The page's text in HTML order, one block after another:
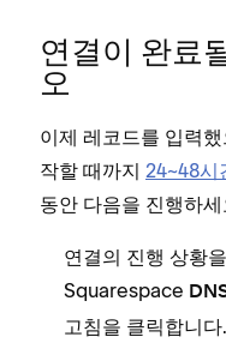
연결이 완료
오
이제 레코드를 입력
작할 때까지 24~48시
동안 다음을 진행하세
연결의 진행 상황
Squarespace
고침을 클릭합니